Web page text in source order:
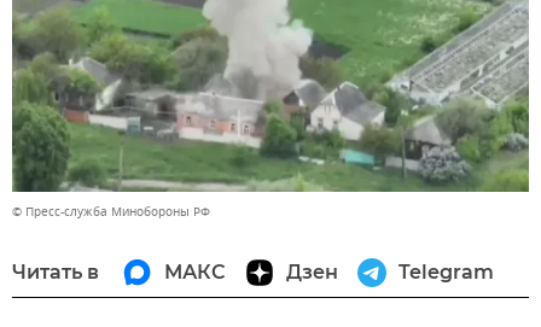
© Пресс-служба Минобороны РФ
Читать в МАКС Дзен Telegram